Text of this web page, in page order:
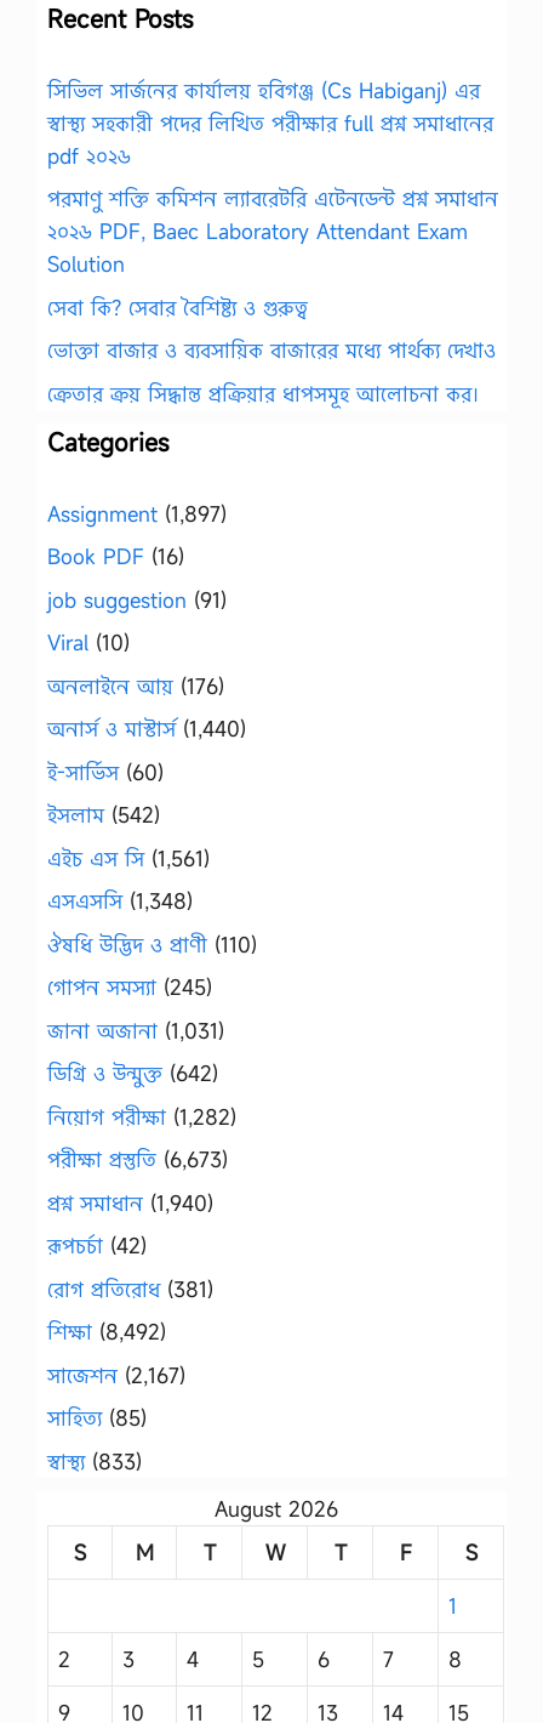
Recent Posts
সিভিল সার্জনের কার্যালয় হবিগঞ্জ (Cs Habiganj) এর
স্বাস্থ্য সহকারী পদের লিখিত পরীক্ষার full প্রশ্ন সমাধানের
pdf ২০২৬
পরমাণু শক্তি কমিশন ল্যাবরেটরি এটেনডেন্ট প্রশ্ন সমাধান
২০২৬ PDF, Baec Laboratory Attendant Exam
Solution
সেবা কি? সেবার বৈশিষ্ট্য ও গুরুত্ব
ভোক্তা বাজার ও ব্যবসায়িক বাজারের মধ্যে পার্থক্য দেখাও
ক্রেতার ক্রয় সিদ্ধান্ত প্রক্রিয়ার ধাপসমূহ আলোচনা কর।
Categories
Assignment (1,897)
Book PDF (16)
job suggestion (91)
Viral (10)
অনলাইনে আয় (176)
অনার্স ও মাস্টার্স(1,440)
ই-সার্ভিস(60)
ইসলাম(542)
এইচ এস সি(1,561)
এসএসসি(1,348)
ঔষধি উদ্ভিদ ও প্রাণী (110)
গোপন সমস্যা (245)
জানা অজানা (1,031)
ডিগ্রি ও উন্মুক্ত (642)
নিয়োগ পরীক্ষা (1,282)
পরীক্ষা প্রস্তুতি (6,673)
প্রশ্ন সমাধান (1,940)
রূপচর্চা (42)
রোগ প্রতিরোধ(381)
শিক্ষা (8,492)
সাজেশন (2,167)
সাহিত্য(85)
স্বাস্থ্য(833)
August 2026
S
M T W T F
S
1
2
3 4 5 6 7
8
9
10 11 12 13 14 15